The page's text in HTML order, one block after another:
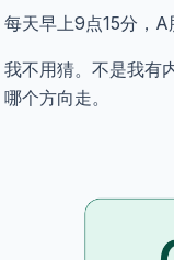
每天早上9点15分，A
我不用猜。不是我有
哪个方向走。